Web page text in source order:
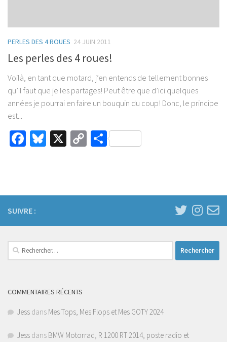
PERLES DES 4 ROUES 24 JUIN 2011
Les perles des 4 roues!
Voilà, en tant que motard, j’en entends de tellement bonnes
qu’il faut que je les partages! Peut être que d’ici quelques
années je pourrai en faire un bouquin du coup! Donc, le principe
est...
Facebook
Bluesky
X
CopyPartager
SUIVRE :
Rechercher :
COMMENTAIRES RÉCENTS
Jess dans Mes Tops, Mes Flops et Mes GOTY 2024
Jess dans BMW Motorrad, R 1200 RT 2014, poste radio et